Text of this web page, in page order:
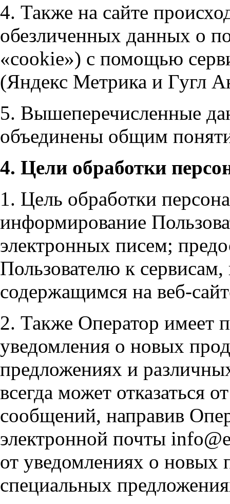
4. Также на сайте
обезличенных данных о
«cookie») с помощью
(Яндекс Метрика и Гугл
5. Вышеперечисленные
объединены общим
4. Цели обработки
1. Цель обработки
информирование
электронных писем;
Пользователю к
содержащимся на веб-
2. Также Оператор имеет
уведомления о новых
предложениях и
всегда может отказаться
сообщений, направив
электронной почты
от уведомлениях о новых
специальных